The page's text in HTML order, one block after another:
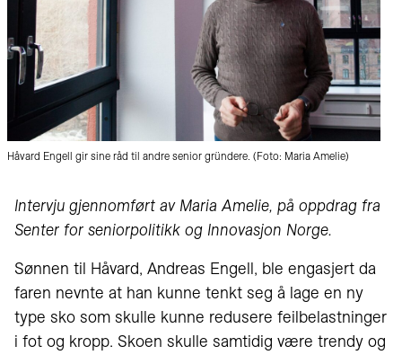
Håvard Engell gir sine råd til andre senior gründere. (Foto: Maria Amelie)
Intervju gjennomført av Maria Amelie, på oppdrag fra
Senter for seniorpolitikk og Innovasjon Norge.
Sønnen til Håvard, Andreas Engell, ble engasjert da
faren nevnte at han kunne tenkt seg å lage en ny
type sko som skulle kunne redusere feilbelastninger
i fot og kropp. Skoen skulle samtidig være trendy og